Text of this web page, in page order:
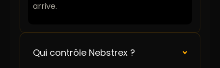
arrive.
Qui contrôle Nebstrex ?